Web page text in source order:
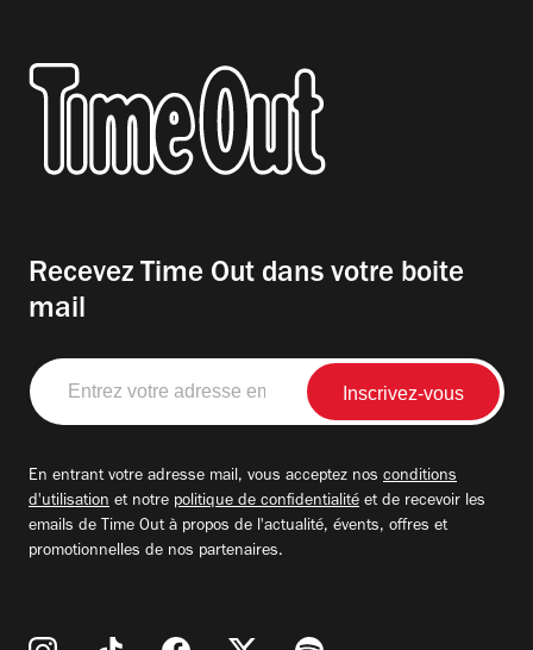
Recevez Time Out dans votre boite
mail
Entrez
votre
adresse
En entrant votre adresse mail, vous acceptez nos conditions
d'utilisation et notre politique de confidentialité et de recevoir les
emails de Time Out à propos de l'actualité, évents, offres et
promotionnelles de nos partenaires.